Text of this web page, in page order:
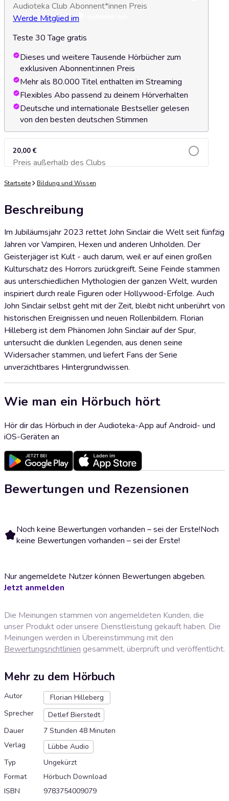
Audioteka Club Abonnent*innen Preis
Werde Mitglied im
Teste 30 Tage gratis
Dieses und weitere Tausende Hörbücher zum
exklusiven Abonnent:innen Preis
Mehr als 80.000 Titel enthalten im Streaming
Flexibles Abo passend zu deinem Hörverhalten
Deutsche und internationale Bestseller gelesen
von den besten deutschen Stimmen
20,00 €
Preis außerhalb des ClubsZum Warenkorb hinzufügen
Startseite Bildung und Wissen
Beschreibung
Im Jubiläumsjahr 2023 rettet John Sinclair die Welt seit fünfzig
Jahren vor Vampiren, Hexen und anderen Unholden. Der
Geisterjäger ist Kult - auch darum, weil er auf einen großen
Kulturschatz des Horrors zurückgreift. Seine Feinde stammen
aus unterschiedlichen Mythologien der ganzen Welt, wurden
inspiriert durch reale Figuren oder Hollywood-Erfolge. Auch
John Sinclair selbst geht mit der Zeit, bleibt nicht unberührt von
historischen Ereignissen und neuen Rollenbildern. Florian
Hilleberg ist dem Phänomen John Sinclair auf der Spur,
untersucht die dunklen Legenden, aus denen seine
Widersacher stammen, und liefert Fans der Serie
unverzichtbares Hintergrundwissen.
Wie man ein Hörbuch hört
Hör dir das Hörbuch in der Audioteka-App auf Android- und
iOS-Geräten an
Bewertungen und Rezensionen
Noch keine Bewertungen vorhanden – sei der Erste!Noch
keine Bewertungen vorhanden – sei der Erste!
Nur angemeldete Nutzer können Bewertungen abgeben.
Jetzt anmelden
Die Meinungen stammen von angemeldeten Kunden, die
unser Produkt oder unsere Dienstleistung gekauft haben. Die
Meinungen werden in Übereinstimmung mit den
Bewertungsrichtlinien gesammelt, überprüft und veröffentlicht.
Mehr zu dem Hörbuch
Autor
Florian Hilleberg
Sprecher
Detlef Bierstedt
Dauer
7 Stunden 48 Minuten
Verlag
Lübbe Audio
Typ
Ungekürzt
Format
Hörbuch Download
ISBN
9783754009079